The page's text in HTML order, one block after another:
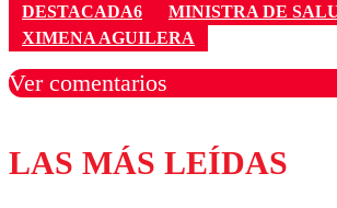
DESTACADA6
MINISTRA DE
XIMENA AGUILERA
Ver comentarios
Los comentarios son moderados para
diálogo respetuoso.
LAS MÁS LEÍDAS